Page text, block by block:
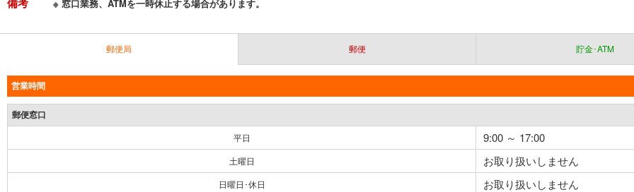
※ 窓口業務、ATMを一時休止する場合があります。
郵便局 郵便 貯金･ATM
営業時間
郵便窓口
平日 9:00 ～ 17:00
土曜日 お取り扱いしません
日曜日･休日 お取り扱いしません